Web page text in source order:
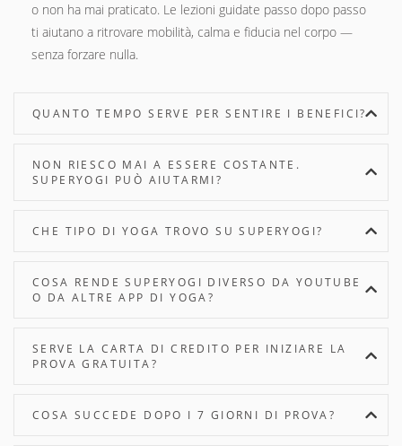
o non ha mai praticato. Le lezioni guidate passo dopo passo
ti aiutano a ritrovare mobilità, calma e fiducia nel corpo —
senza forzare nulla.
QUANTO TEMPO SERVE PER SENTIRE I BENEFICI?
NON RIESCO MAI A ESSERE COSTANTE.
SUPERYOGI PUÒ AIUTARMI?
CHE TIPO DI YOGA TROVO SU SUPERYOGI?
COSA RENDE SUPERYOGI DIVERSO DA YOUTUBE
O DA ALTRE APP DI YOGA?
SERVE LA CARTA DI CREDITO PER INIZIARE LA
PROVA GRATUITA?
COSA SUCCEDE DOPO I 7 GIORNI DI PROVA?